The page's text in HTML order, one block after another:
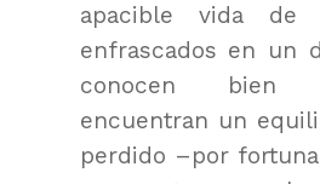
apacible vida de
enfrascados en un
conocen
encuentran un
perdido –por